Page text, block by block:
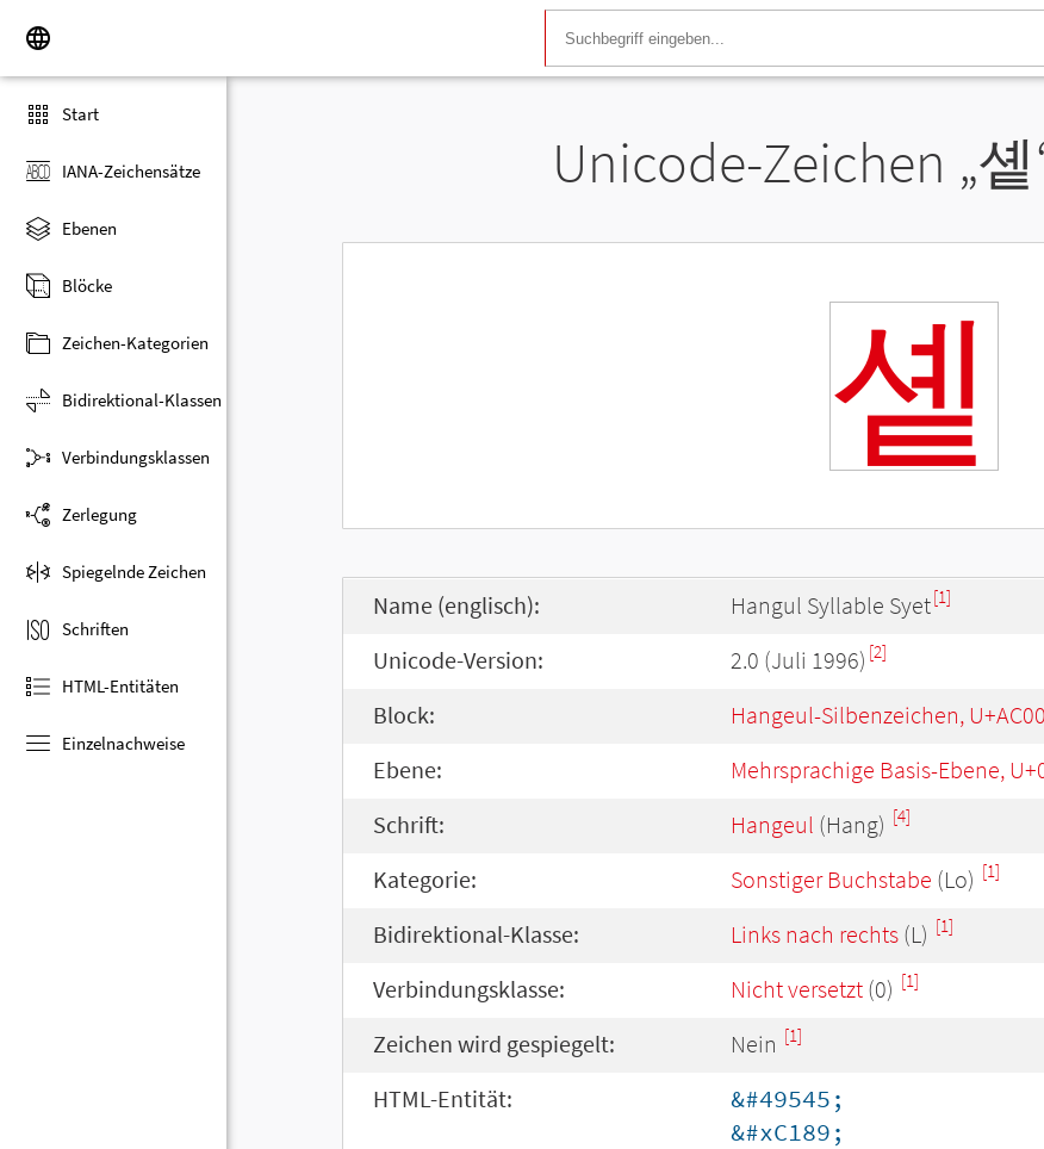
Start
IANA-Zeichensätze
Ebenen
Blöcke
Zeichen-Kategorien
Bidirektional-Klassen
Verbindungsklassen
Zerlegung
Spiegelnde Zeichen
Schriften
HTML-Entitäten
Einzelnachweise
Unicode-Zeichen „솉
솉
Name (englisch): Hangul Syllable Syet[1]
Unicode-Version: 2.0 (Juli 1996) [2]
Block: Hangeul-Silbenzeichen,
Ebene: Mehrsprachige Basis-Ebene,
Schrift: Hangeul (Hang) [4]
Kategorie: Sonstiger Buchstabe (Lo) [1]
Bidirektional-Klasse: Links nach rechts (L) [1]
Verbindungsklasse: Nicht versetzt (0) [1]
Zeichen wird gespiegelt: Nein [1]
HTML-Entität:
&#49545;
&#xC189;